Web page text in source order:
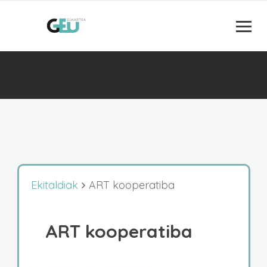
Ekitaldiak ART kooperatiba
ART kooperatiba